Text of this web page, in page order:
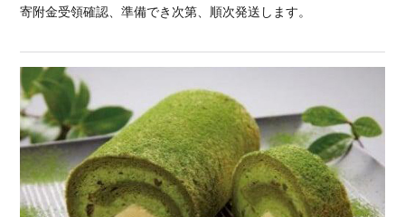
寄附金受領確認、準備でき次第、順次発送します。